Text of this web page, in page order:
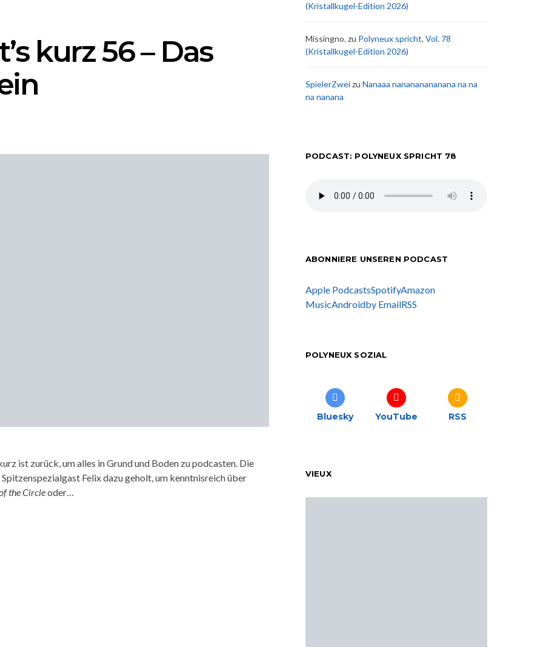
kurz 56 – Das
ist zurück, um alles in Grund und Boden zu podcasten. Die
Felix dazu geholt, um kenntnisreich über
the Circleoder…
(Kristallkugel-Edition 2026)
Missingno.zu Polyneux spricht, Vol. 78
(Kristallkugel-Edition 2026)
SpielerZweizu Nanaaa nanananananana na na
na nanana
PODCAST: POLYNEUX SPRICHT 78
ABONNIERE UNSEREN PODCAST
Apple PodcastsSpotifyAmazon
MusicAndroidby EmailRSS
POLYNEUX SOZIAL
Bluesky YouTube RSS
VIEUX